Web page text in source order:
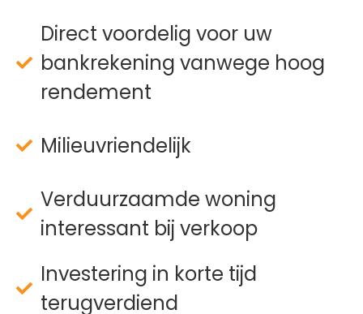
Direct voordelig voor uw
bankrekening vanwege hoog
rendement
Milieuvriendelijk
Verduurzaamde woning
interessant bij verkoop
Investering in korte tijd
terugverdiend